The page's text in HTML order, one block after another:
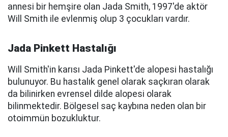
annesi bir hemşire olan Jada Smith, 1997'de aktör
Will Smith ile evlenmiş olup 3 çocukları vardır.
Jada Pinkett Hastalığı
Will Smith'in karısı Jada Pinkett'de alopesi hastalığı
bulunuyor. Bu hastalık genel olarak saçkıran olarak
da bilinirken evrensel dilde alopesi olarak
bilinmektedir. Bölgesel saç kaybına neden olan bir
otoimmün bozukluktur.